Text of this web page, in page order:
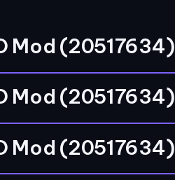
Mod (20517634)
Mod (20517634)
Mod (20517634)